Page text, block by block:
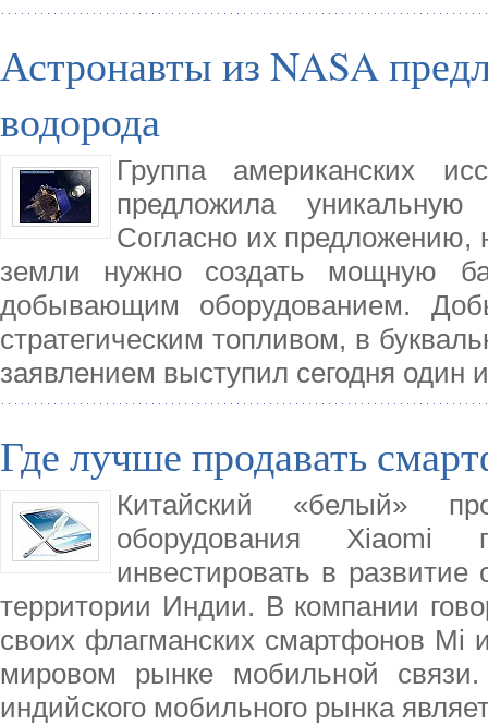
Астронавты из NASA
водорода
Группа американских
предложила
Согласно их предложению,
земли нужно создать мощную
добывающим оборудованием.
стратегическим топливом, в
заявлением выступил сегодня один
Где лучше продавать
Китайский «белый»
оборудования Xiaomi
инвестировать в развитие
территории Индии. В компании
своих флагманских смартфонов Mi
мировом рынке мобильной
индийского мобильного рынка